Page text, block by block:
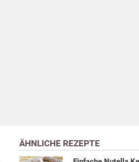
ÄHNLICHE REZEPTE